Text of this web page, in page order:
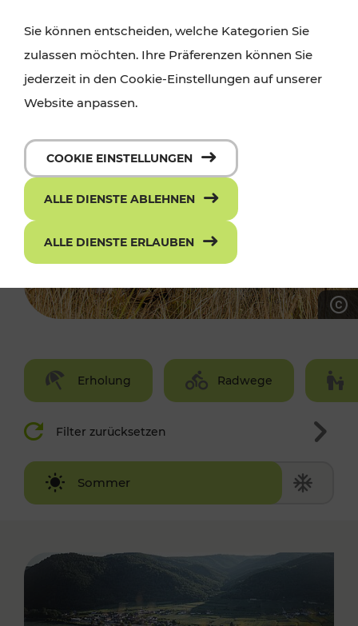
Erholung Radwege
Filter zurücksetzen
Sommer
Winter
Sie können entscheiden, welche Kategorien Sie
zulassen möchten. Ihre Präferenzen können Sie
jederzeit in den Cookie-Einstellungen auf unserer
Website anpassen.
COOKIE EINSTELLUNGEN
ALLE DIENSTE ABLEHNEN
ALLE DIENSTE ERLAUBEN